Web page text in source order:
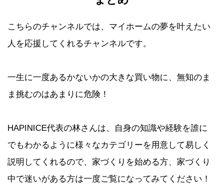
こちらのチャンネルでは、マイホームの夢を叶えたい
人を応援してくれるチャンネルです。
一生に一度あるかないかの大きな買い物に、無知のま
ま挑むのはあまりに危険！
HAPINICE代表の林さんは、自身の知識や経験を誰に
でもわかるように様々なカテゴリーを用意して易しく
説明してくれるので、家づくりを始める方、家づくり
中で迷いがある方は一度ご覧になってみてください！